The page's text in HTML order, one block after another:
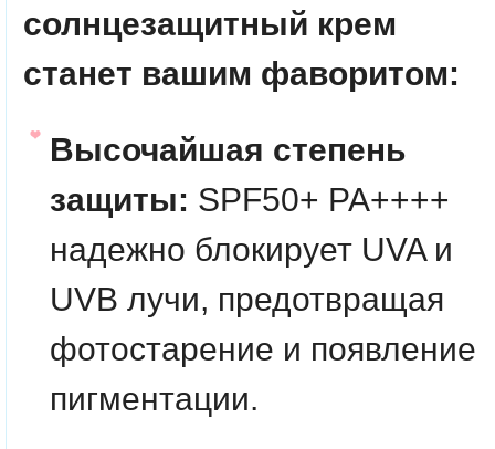
солнцезащитный крем
станет вашим фаворитом:
Высочайшая степень
защиты: SPF50+ PA++++
надежно блокирует UVA и
UVB лучи, предотвращая
фотостарение и появление
пигментации.